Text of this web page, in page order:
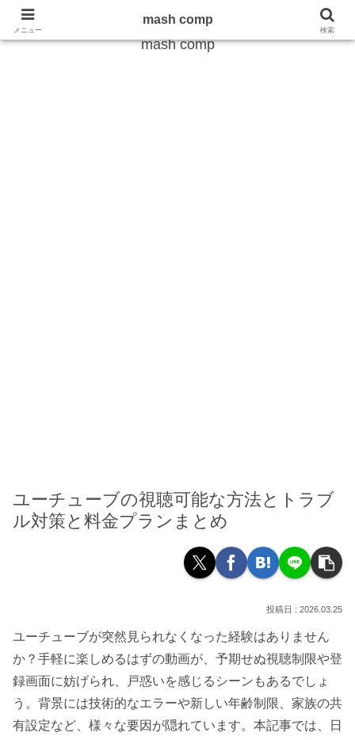
mash comp
ユーチューブの視聴可能な方法とトラブ
ル対策と料金プランまとめ
2026.03.25
ユーチューブが突然見られなくなった経験はありません
か？手軽に楽しめるはずの動画が、予期せぬ視聴制限や登
録画面に妨げられ、戸惑いを感じるシーンもあるでしょ
う。背景には技術的なエラーや新しい年齢制限、家族の共
有設定など、様々な要因が隠れています。本記事では、日
メニュー
mash comp
検索